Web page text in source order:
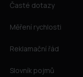
Časté dotazy
Měření rychlosti
Reklamační řád
Slovník pojmů